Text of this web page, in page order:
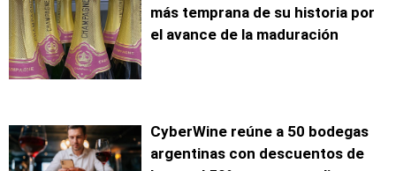
más temprana de su historia por
el avance de la maduración
CyberWine reúne a 50 bodegas
argentinas con descuentos de